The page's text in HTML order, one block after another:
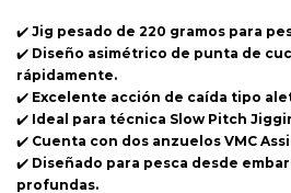
✔️ Jig pesado de 220 gramos para
✔️ Diseño asimétrico de punta de
rápidamente.
✔️ Excelente acción de caída tipo
✔️ Ideal para técnica Slow Pitch
✔️ Cuenta con dos anzuelos VMC
✔️ Diseñado para pesca desde
profundas.